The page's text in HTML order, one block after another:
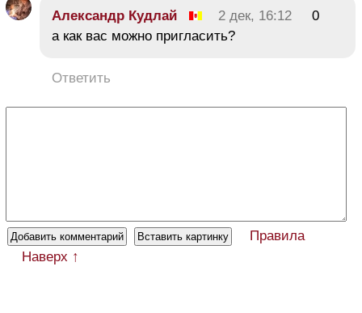
Александр Кудлай 2 дек, 16:12
0
а как вас можно пригласить?
Ответить
Правила
Наверх ↑